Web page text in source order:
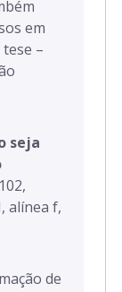
em
–
seja
alínea f,
de